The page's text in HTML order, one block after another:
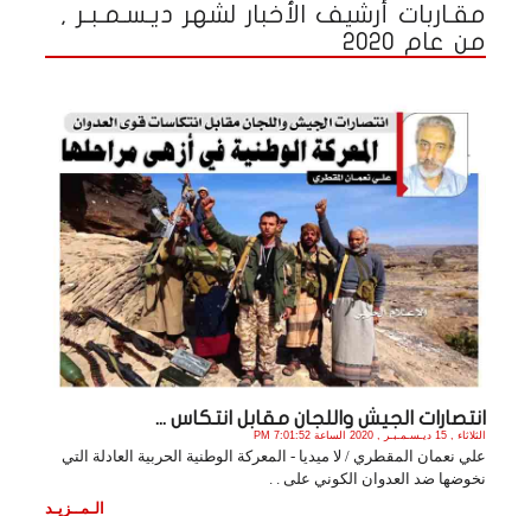
مقـاربات أرشيف الأخبار لشهر ديـسـمـبـر ,
من عام 2020
انتصارات الجيش واللجان مقابل انتكاس ...
الثلاثاء , 15 ديـسـمـبـر , 2020 الساعة 7:01:52 PM
علي نعمان المقطري / لا ميديا - المعركة الوطنية الحربية العادلة التي
نخوضها ضد العدوان الكوني على . .
الـمــزيـد